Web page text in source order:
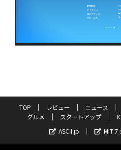
TOP レビュー ニュース
グルメ
スタートアップ
ASCII.jp
MIT